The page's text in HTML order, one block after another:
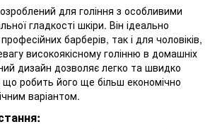
для гоління з особливими
гладкості шкіри. Він ідеально
барберів, так і для чоловіків,
високоякісному голінню в домашніх
дизайн дозволяє легко та швидко
робить його ще більш економічно
варіантом.